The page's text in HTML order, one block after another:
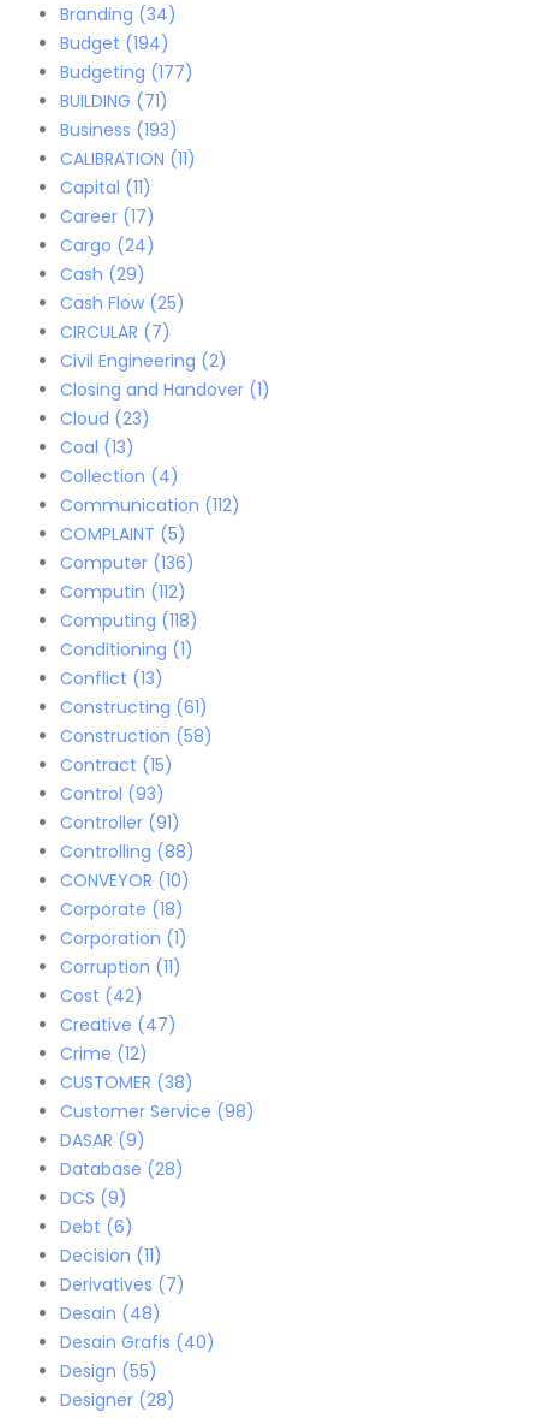
Branding (34)
Budget (194)
Budgeting (177)
BUILDING (71)
Business (193)
CALIBRATION (11)
Capital (11)
Career (17)
Cargo (24)
Cash (29)
Cash Flow (25)
CIRCULAR (7)
Civil Engineering (2)
Closing and Handover (1)
Cloud (23)
Coal (13)
Collection (4)
Communication (112)
COMPLAINT (5)
Computer (136)
Computin (112)
Computing (118)
Conditioning (1)
Conflict (13)
Constructing (61)
Construction (58)
Contract (15)
Control (93)
Controller (91)
Controlling (88)
CONVEYOR (10)
Corporate (18)
Corporation (1)
Corruption (11)
Cost (42)
Creative (47)
Crime (12)
CUSTOMER (38)
Customer Service (98)
DASAR (9)
Database (28)
DCS (9)
Debt (6)
Decision (11)
Derivatives (7)
Desain (48)
Desain Grafis (40)
Design (55)
Designer (28)